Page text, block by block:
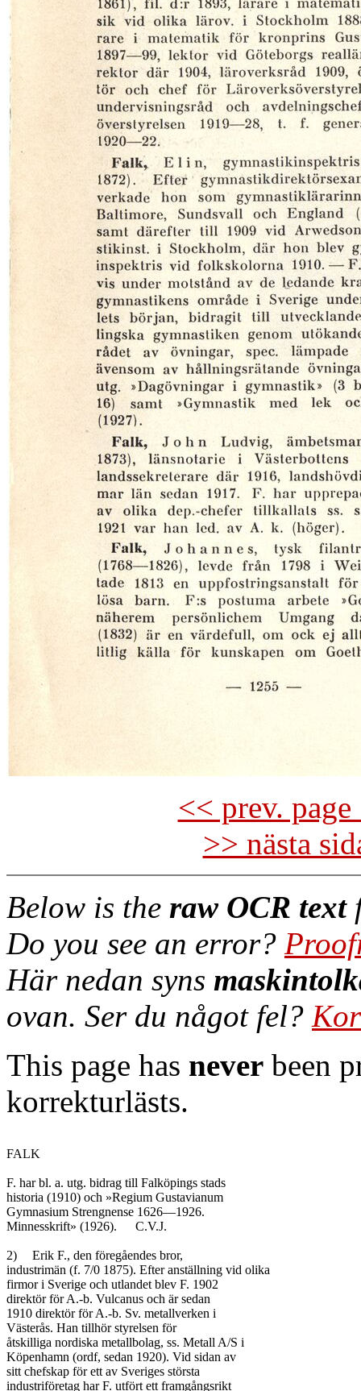
<< prev.
>> nästa
Below is the raw OCR text
Do you see an error?
Här nedan syns
ovan. Ser du något fel?
This page has never been
korrekturlästs.
FALK
F. har bl. a. utg. bidrag till Falköpings stads
historia (1910) och »Regium Gustavianum
Gymnasium Strengnense 1626—1926.
Minnesskrift» (1926).	C.V.J.
2)	Erik F., den föregåendes bror,
industrimän (f. 7/0 1875). Efter anställning vid olika
firmor i Sverige och utlandet blev F. 1902
direktör för A.-b. Vulcanus och är sedan
1910 direktör för A.-b. Sv. metallverken i
Västerås. Han tillhör styrelsen för
åtskilliga nordiska metallbolag, ss. Metall A/S i
Köpenhamn (ordf, sedan 1920). Vid sidan av
sitt chefskap för ett av Sveriges största
industriföretag har F. utfört ett framgångsrikt